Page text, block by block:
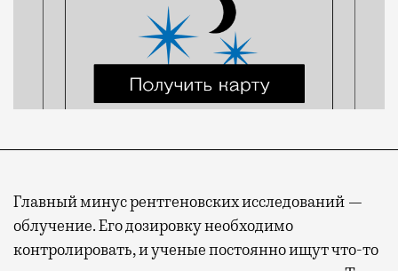
Главный минус рентгеновских исследований —
облучение. Его дозировку необходимо
контролировать, и ученые постоянно ищут что-то